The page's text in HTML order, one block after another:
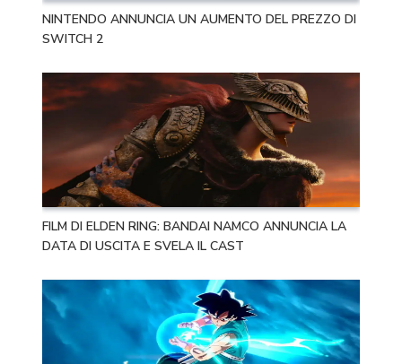
NINTENDO ANNUNCIA UN AUMENTO DEL PREZZO DI
SWITCH 2
FILM DI ELDEN RING: BANDAI NAMCO ANNUNCIA LA
DATA DI USCITA E SVELA IL CAST